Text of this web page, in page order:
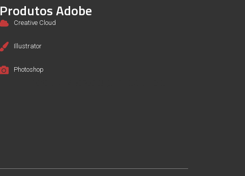
Produtos Adobe
Creative Cloud
Illustrator
Photoshop